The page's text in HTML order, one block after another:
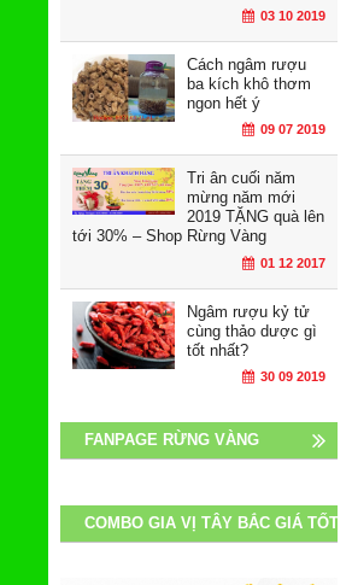
03 10 2019
Cách ngâm rượu
ba kích khô thơm
ngon hết ý
09 07 2019
Tri ân cuối năm
mừng năm mới
2019 TẶNG quà lên
tới 30% – Shop Rừng Vàng
01 12 2017
Ngâm rượu kỷ tử
cùng thảo dược gì
tốt nhất?
30 09 2019
FANPAGE RỪNG VÀNG
COMBO GIA VỊ TÂY BẮC GIÁ TỐT